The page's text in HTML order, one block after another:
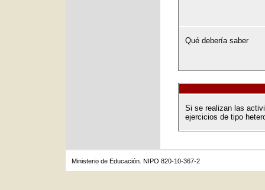
Qué debería saber
Si se realizan las
ejercicios de tipo
Ministerio de Educación. NIPO 820-10-367-2